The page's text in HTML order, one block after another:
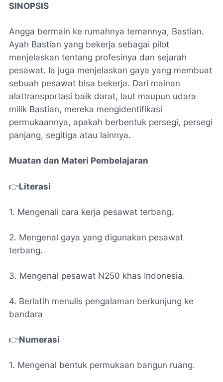
SINOPSIS
Angga bermain ke rumahnya temannya, Bastian.
Ayah Bastian yang bekerja sebagai pilot
menjelaskan tentang profesinya dan sejarah
pesawat. Ia juga menjelaskan gaya yang membuat
sebuah pesawat bisa bekerja. Dari mainan
alattransportasi baik darat, laut maupun udara
milik Bastian, mereka mengidentifikasi
permukaannya, apakah berbentuk persegi, persegi
panjang, segitiga atau lainnya.
Muatan dan Materi Pembelajaran
👉Literasi
1. Mengenali cara kerja pesawat terbang.
2. Mengenal gaya yang digunakan pesawat
terbang.
3. Mengenal pesawat N250 khas Indonesia.
4. Berlatih menulis pengalaman berkunjung ke
bandara
👉Numerasi
1. Mengenal bentuk permukaan bangun ruang.